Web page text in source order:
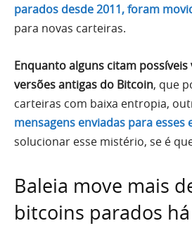
parados desde 2011, foram
para novas carteiras.
Enquanto alguns citam
versões antigas do Bitcoin, que
carteiras com baixa entropia,
mensagens enviadas para esses
solucionar esse mistério, se é
Baleia move mais
bitcoins parados